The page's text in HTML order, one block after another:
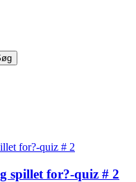
spillet for?-quiz # 2